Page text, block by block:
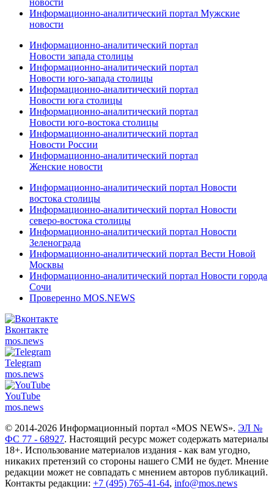
Информационно-аналитический портал Мужские
новости
Информационно-аналитический портал
Новости запада столицы
Информационно-аналитический портал
Новости юго-запада столицы
Информационно-аналитический портал
Новости юга столицы
Информационно-аналитический портал
Новости юго-востока столицы
Информационно-аналитический портал
Новости России
Информационно-аналитический портал
Женские новости
Информационно-аналитический портал Новости
востока столицы
Информационно-аналитический портал Новости
северо-востока столицы
Информационно-аналитический портал Новости
Зеленограда
Информационно-аналитический портал Вести Новой
Москвы
Информационно-аналитический портал Новости города
Сочи
Проверенно MOS.NEWS
Вконтакте
mos.news
Telegram
mos.news
YouTube
mos.news
© 2014-2026 Информационный портал «MOS NEWS». ЭЛ №
ФС 77 - 68927. Настоящий ресурс может содержать материалы
18+. Использование материалов издания - как вам угодно,
никаких претензий со стороны нашего СМИ не будет. Мнение
редакции может не совпадать с мнением авторов публикаций.
Контакты редакции: +7 (495) 765-41-64, info@mos.news